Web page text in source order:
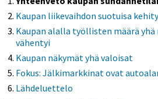
Kaupan liikevaihdon suotuisa
Kaupan alalla työllisten määrä yhä
vähentyi
Kaupan näkymät yhä valoisat
Fokus: Jälkimarkkinat ovat
Lähdeluettelo